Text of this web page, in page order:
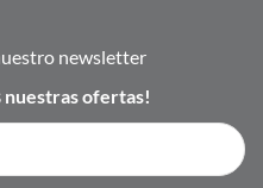
newsletter
nuestras ofertas!